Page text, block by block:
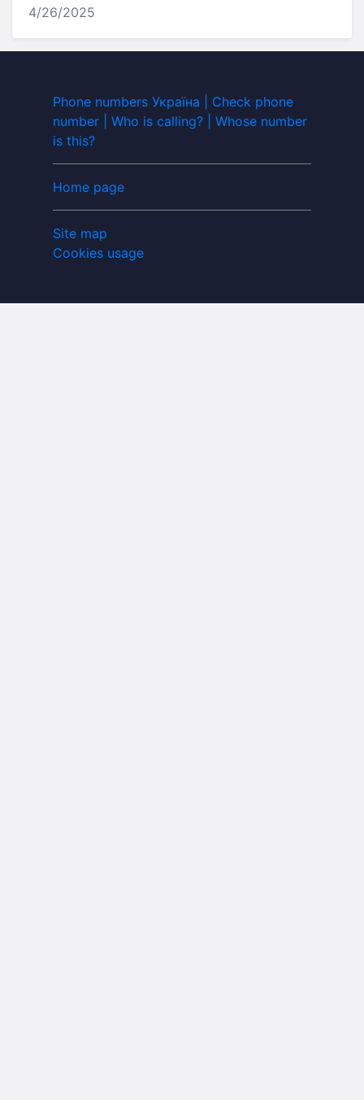
4/26/2025
Phone numbers Україна | Check phone
number | Who is calling? | Whose number
is this?
Home page
Site map
Cookies usage